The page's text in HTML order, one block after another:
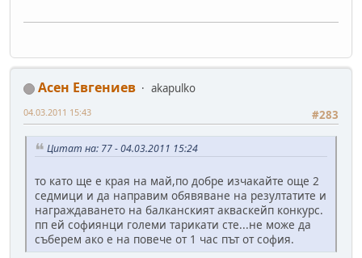
Асен Евгениев
akapulko
#283
04.03.2011 15:43
Цитат на: 77 - 04.03.2011 15:24
то като ще е края на май,по добре изчакайте още 2
седмици и да направим обявяване на резултатите и
награждаването на балканският акваскейп конкурс.
пп ей софиянци големи тарикати сте...не може да
съберем ако е на повече от 1 час път от софия.